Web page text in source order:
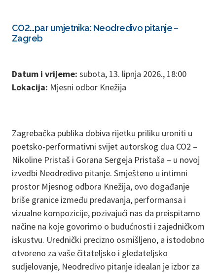
CO2…par umjetnika: Neodredivo pitanje –
Zagreb
Datum i vrijeme: subota, 13. lipnja 2026., 18:00
Lokacija: Mjesni odbor Knežija
Zagrebačka publika dobiva rijetku priliku uroniti u
poetsko-performativni svijet autorskog dua CO2 –
Nikoline Pristaš i Gorana Sergeja Pristaša – u novoj
izvedbi Neodredivo pitanje. Smješteno u intimni
prostor Mjesnog odbora Knežija, ovo događanje
briše granice između predavanja, performansa i
vizualne kompozicije, pozivajući nas da preispitamo
načine na koje govorimo o budućnosti i zajedničkom
iskustvu. Urednički precizno osmišljeno, a istodobno
otvoreno za vaše čitateljsko i gledateljsko
sudjelovanje, Neodredivo pitanje idealan je izbor za